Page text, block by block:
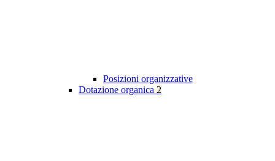
Posizioni organizzative
Dotazione organica 2